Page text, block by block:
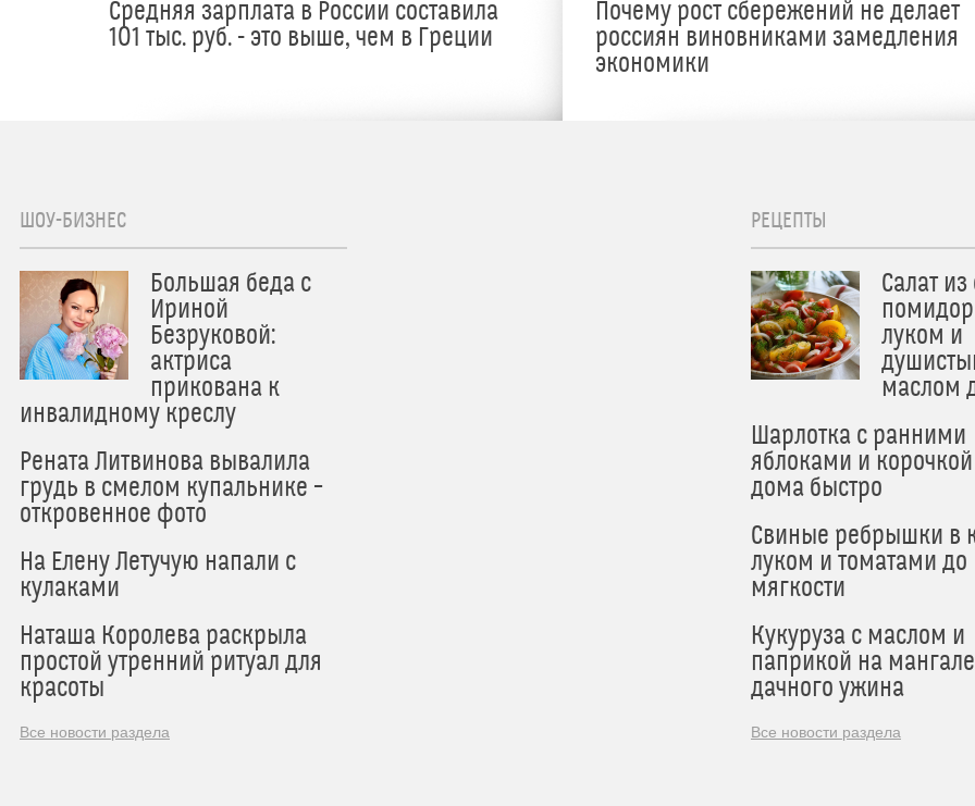
Средняя зарплата в России составила
101 тыс. руб. - это выше, чем в Греции
Почему рост сбережений не делает
россиян виновниками замедления
экономики
ШОУ-БИЗНЕС
Большая беда с
Ириной
Безруковой:
актриса
прикована к
инвалидному креслу
Рената Литвинова вывалила
грудь в смелом купальнике –
откровенное фото
На Елену Летучую напали с
кулаками
Наташа Королева раскрыла
простой утренний ритуал для
красоты
Все новости раздела
РЕЦЕПТЫ
Салат
луком и
маслом
Шарлотка с ранними
яблоками и
дома быстро
Свиные ребрышки в
луком и томатами до
мягкости
Кукуруза с маслом и
паприкой на
дачного ужина
Все новости раздела